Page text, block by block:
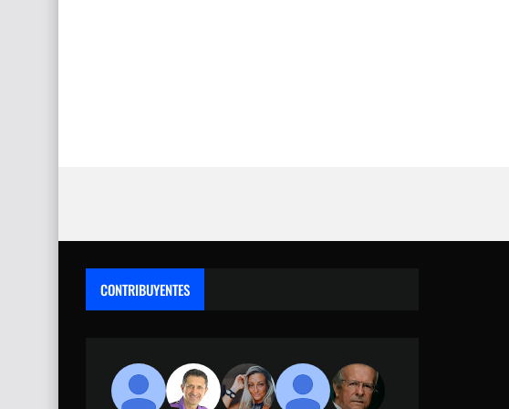
CONTRIBUYENTES